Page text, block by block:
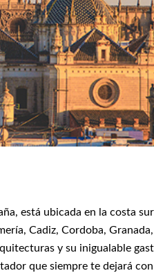
está ubicada en la costa
Cadiz, Cordoba,
y su inigualable
que siempre te dejará con